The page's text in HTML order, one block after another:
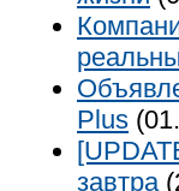
Plus
завтра